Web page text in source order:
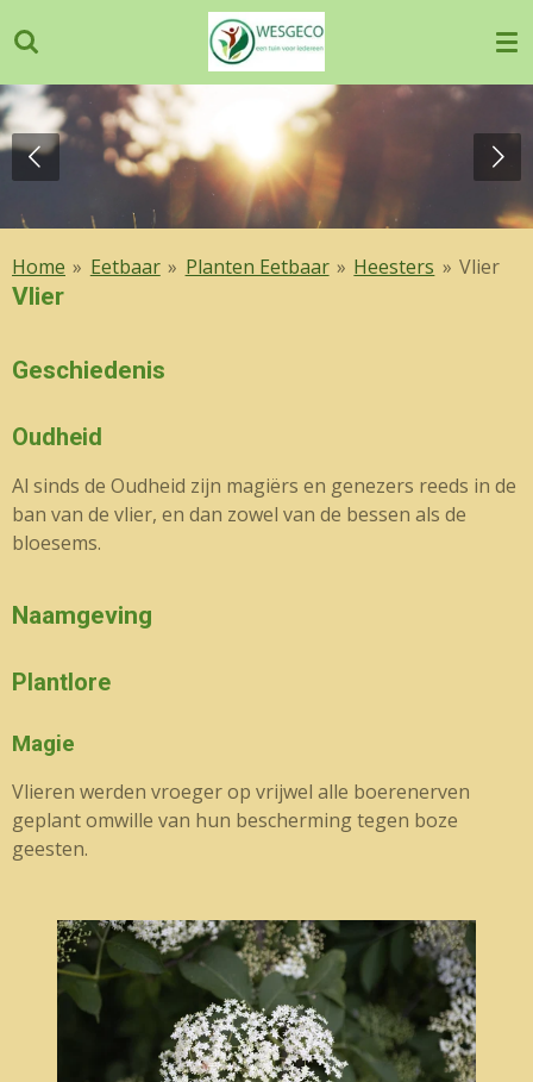
direct
naar
de
hoofdinhoud
Home » Eetbaar » Planten Eetbaar » Heesters » Vlier
Vlier
Geschiedenis
Oudheid
Al sinds de Oudheid zijn magiërs en genezers reeds in de
ban van de vlier, en dan zowel van de bessen als de
bloesems.
Naamgeving
Plantlore
Magie
Vlieren werden vroeger op vrijwel alle boerenerven
geplant omwille van hun bescherming tegen boze
geesten.